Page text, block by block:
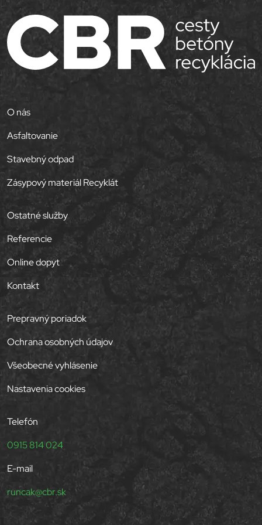
O nás
Asfaltovanie
Stavebný odpad
Zásypový materiál Recyklát
Ostatné služby
Referencie
Online dopyt
Kontakt
Prepravný poriadok
Ochrana osobných údajov
Všeobecné vyhlásenie
Nastavenia cookies
Telefón
0915 814 024
E-mail
runcak@cbr.sk